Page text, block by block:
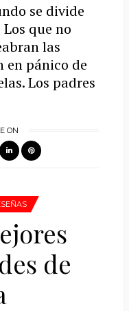
se divide
que no
las
en pánico de
Los padres
ON
de